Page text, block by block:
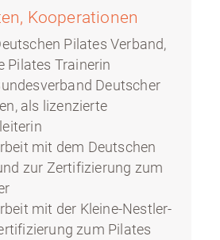
Kooperationen
Pilates Verband,
Pilates Trainerin
Deutscher
als lizenzierte
mit dem Deutschen
zur Zertifizierung zum
mit der Kleine-Nestler-
zum Pilates